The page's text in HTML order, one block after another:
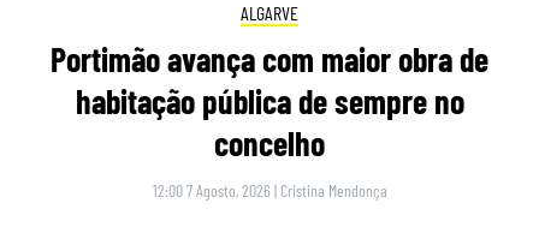
ALGARVE
Portimão avança com maior obra de
habitação pública de sempre no
concelho
12:00 7 Agosto, 2026 | Cristina Mendonça